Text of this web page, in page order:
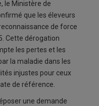
le Ministère de
que les éleveurs
de force
Cette dérogation
les pertes et les
la maladie dans les
injustes pour ceux
de référence.
une demande